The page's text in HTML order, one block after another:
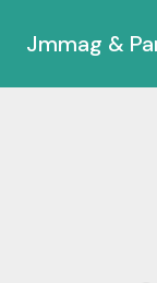
Jmmag &